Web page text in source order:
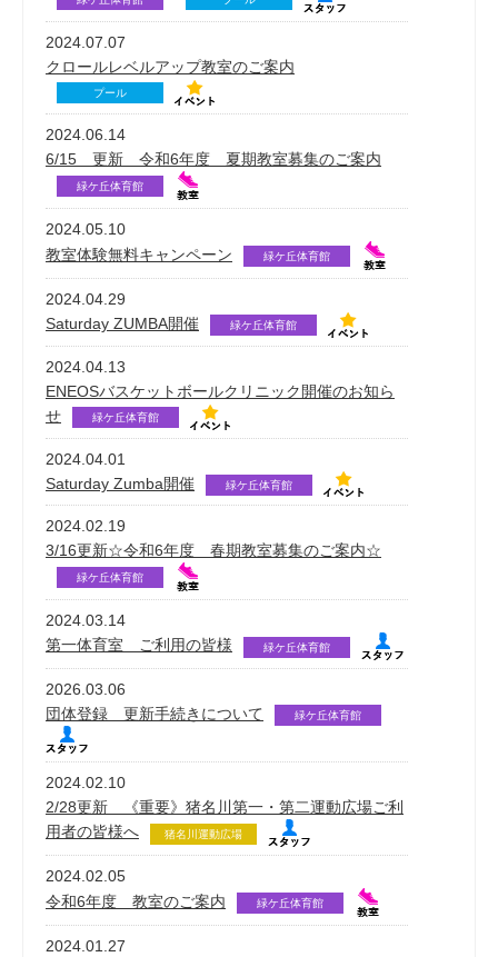
2024.07.07
クロールレベルアップ教室のご案内
プール
2024.06.14
6/15 更新 令和6年度 夏期教室募集のご案内
緑ケ丘体育館
2024.05.10
教室体験無料キャンペーン
緑ケ丘体育館
2024.04.29
Saturday ZUMBA開催
緑ケ丘体育館
2024.04.13
ENEOSバスケットボールクリニック開催のお知ら
せ
緑ケ丘体育館
2024.04.01
Saturday Zumba開催
緑ケ丘体育館
2024.02.19
3/16更新☆令和6年度 春期教室募集のご案内☆
緑ケ丘体育館
2024.03.14
第一体育室 ご利用の皆様
緑ケ丘体育館
2026.03.06
団体登録 更新手続きについて
緑ケ丘体育館
2024.02.10
2/28更新 《重要》猪名川第一・第二運動広場ご利
用者の皆様へ
猪名川運動広場
2024.02.05
令和6年度 教室のご案内
緑ケ丘体育館
2024.01.27